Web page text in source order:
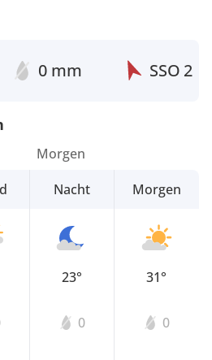
0 mm SSO 2
Morgen
Nacht
23°
0
Morgen
31°
0